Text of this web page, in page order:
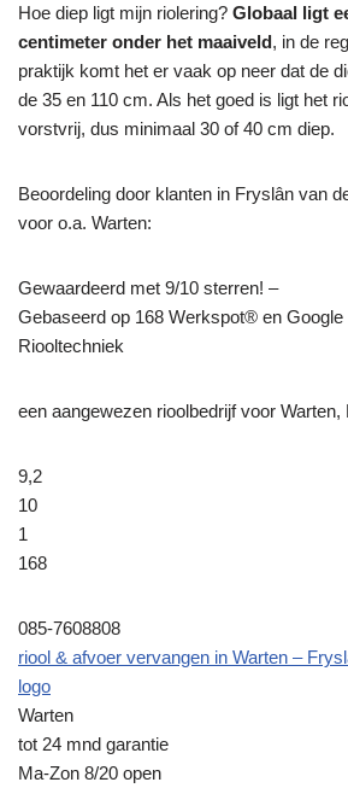
Hoe diep ligt mijn riolering? Globaal ligt
centimeter onder het maaiveld, in de
praktijk komt het er vaak op neer dat de
de 35 en 110 cm. Als het goed is ligt het
vorstvrij, dus minimaal 30 of 40 cm diep.
Beoordeling door klanten in Fryslân van
voor o.a. Warten:
Gewaardeerd met 9/10 sterren! –
Gebaseerd op 168 Werkspot® en Google
Riooltechniek
een aangewezen rioolbedrijf voor Warten,
9,2
10
1
168
085-7608808
riool & afvoer vervangen in Warten –
logo
Warten
tot 24 mnd garantie
Ma-Zon 8/20 open